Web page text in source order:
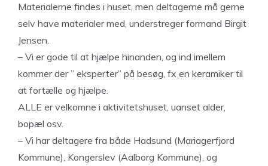
Materialerne findes i huset, men deltagerne må gerne
selv have materialer med, understreger formand Birgit
Jensen.
– Vi er gode til at hjælpe hinanden, og ind imellem
kommer der ” eksperter” på besøg, fx en keramiker til
at fortælle og hjælpe.
ALLE er velkomne i aktivitetshuset, uanset alder,
bopæl osv.
– Vi har deltagere fra både Hadsund (Mariagerfjord
Kommune), Kongerslev (Aalborg Kommune), og